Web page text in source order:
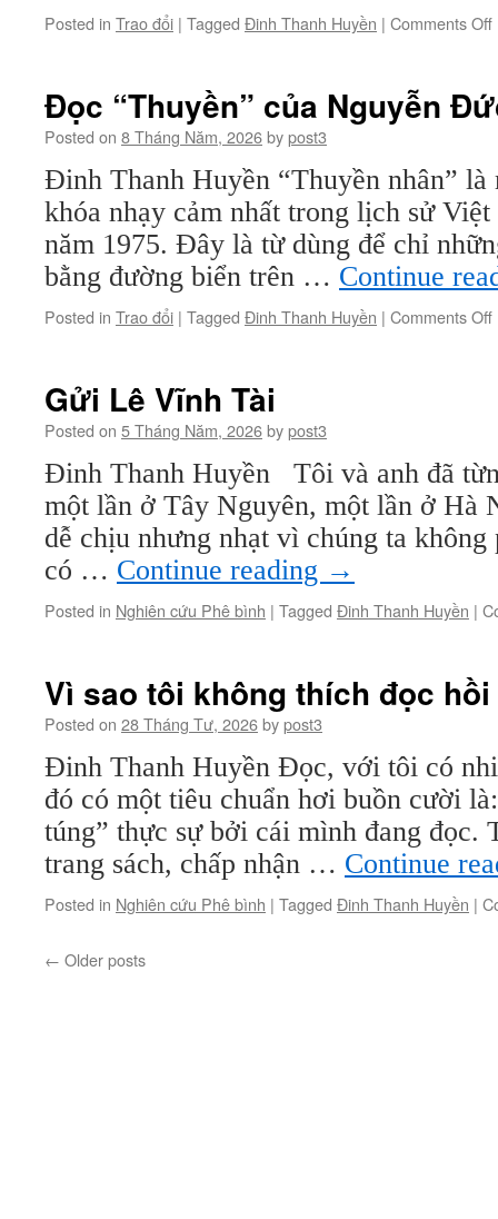
Posted in Trao đổi | Tagged Đinh Thanh Huyền | Comments Off
Đọc “Thuyền” của Nguyễn
Posted on 8 Tháng Năm, 2026bypost3
Đinh Thanh Huyền “Thuyền nhân”
khóa nhạy cảm nhất trong lịch sử
năm 1975. Đây là từ dùng để chỉ
bằng đường biển trên … Continue
Posted in Trao đổi | Tagged Đinh Thanh Huyền | Comments Off
Gửi Lê Vĩnh Tài
Posted on 5 Tháng Năm, 2026bypost3
Đinh Thanh Huyền Tôi và anh đã
một lần ở Tây Nguyên, một lần ở Hà
dễ chịu nhưng nhạt vì chúng ta không
có … Continue reading →
Posted in Nghiên cứu Phê bình | Tagged Đinh Thanh Huyền |
Vì sao tôi không thích đọc
Posted on 28 Tháng Tư, 2026bypost3
Đinh Thanh Huyền Đọc, với tôi có
đó có một tiêu chuẩn hơi buồn cười
túng” thực sự bởi cái mình đang đọc.
trang sách, chấp nhận … Continue
Posted in Nghiên cứu Phê bình | Tagged Đinh Thanh Huyền |
← Older posts